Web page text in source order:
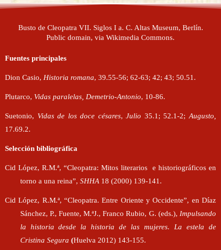
Busto de Cleopatra VII. Siglos I a. C. Altas Museum, Berlín.
Public domain, via Wikimedia Commons.
Fuentes principales
Dion Casio, Historia romana, 39.55-56; 62-63; 42; 43; 50.51.
Plutarco, Vidas paralelas, Demetrio-Antonio, 10-86.
Suetonio, Vidas de los doce césares,Julio 35.1; 52.1-2;Augusto,
17.69.2.
Selección bibliográfica
Cid López, R.M.ª, “Cleopatra: Mitos literarios e historiográficos en
torno a una reina”, SHHA 18 (2000) 139-141.
Cid López, R.M.ª, “Cleopatra. Entre Oriente y Occidente”, en Díaz
Sánchez, P., Fuente, M.ªJ., Franco Rubio, G. (eds.), Impulsando
la historia desde la historia de las mujeres. La estela de
Cristina Segura (Huelva 2012) 143-155.